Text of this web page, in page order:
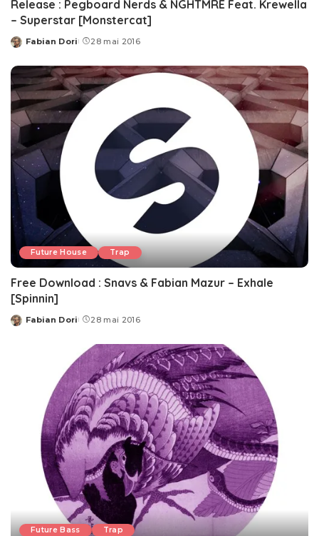
Release : Pegboard Nerds & NGHTMRE Feat. Krewella
– Superstar [Monstercat]
Posted
Fabian Dori 28 mai 2016
Future House Trap
Free Download : Snavs & Fabian Mazur – Exhale
[Spinnin]
Posted
Fabian Dori 28 mai 2016
Future Bass Trap